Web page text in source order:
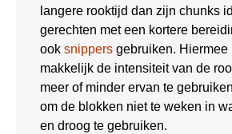
langere rooktijd dan zijn chunks
gerechten met een kortere
ook snippers gebruiken. Hiermee
makkelijk de intensiteit van de
meer of minder ervan te
om de blokken niet te weken in
en droog te gebruiken.